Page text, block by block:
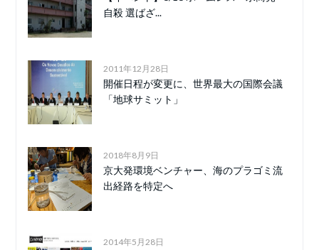
自殺 選ばざ...
2011年12月28日
開催日程が変更に、世界最大の国際会議
「地球サミット」
2018年8月9日
京大発環境ベンチャー、海のプラゴミ流
出経路を特定へ
2014年5月28日